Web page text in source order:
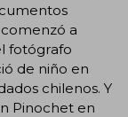
a
fotógrafo
de niño en
chilenos. Y
Pinochet en